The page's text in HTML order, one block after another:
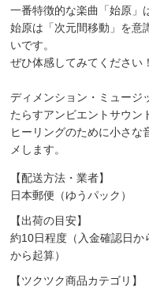
一番特徴的な楽曲「始原」
始原は「次元間移動」を意
いです。
ぜひ体感してみてください！
ディメンション・ミュージ
たらすアンビエントサウン
ヒーリングのために小さな
メします。
【配送方法・業者】
日本郵便（ゆうパック）
【出荷の目安】
約10日程度（入金確認日か
から起算）
【ツクツク商品カテゴリ】